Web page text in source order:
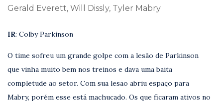
Gerald Everett, Will Dissly, Tyler Mabry
IR: Colby Parkinson
O time sofreu um grande golpe com a lesão de Parkinson
que vinha muito bem nos treinos e dava uma baita
completude ao setor. Com sua lesão abriu espaço para
Mabry, porém esse está machucado. Os que ficaram ativos no